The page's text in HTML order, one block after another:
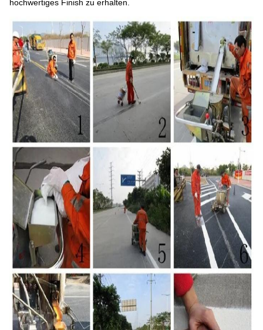
hochwertiges Finish zu erhalten.